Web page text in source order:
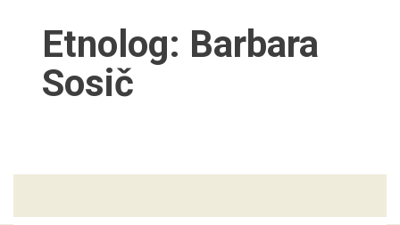
Stalne razstave
Občasne razstave
E-razstave
Virtualni sprehodi
Etnolog: Barbara
Sosič